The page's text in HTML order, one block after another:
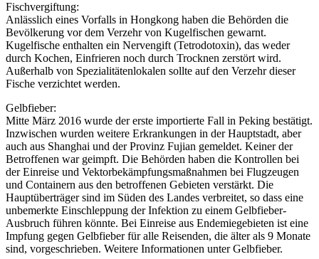
Fischvergiftung:
Anlässlich eines Vorfalls in Hongkong haben die Behörden die
Bevölkerung vor dem Verzehr von Kugelfischen gewarnt.
Kugelfische enthalten ein Nervengift (Tetrodotoxin), das weder
durch Kochen, Einfrieren noch durch Trocknen zerstört wird.
Außerhalb von Spezialitätenlokalen sollte auf den Verzehr dieser
Fische verzichtet werden.
Gelbfieber:
Mitte März 2016 wurde der erste importierte Fall in Peking bestätigt.
Inzwischen wurden weitere Erkrankungen in der Hauptstadt, aber
auch aus Shanghai und der Provinz Fujian gemeldet. Keiner der
Betroffenen war geimpft. Die Behörden haben die Kontrollen bei
der Einreise und Vektorbekämpfungsmaßnahmen bei Flugzeugen
und Containern aus den betroffenen Gebieten verstärkt. Die
Hauptüberträger sind im Süden des Landes verbreitet, so dass eine
unbemerkte Einschleppung der Infektion zu einem Gelbfieber-
Ausbruch führen könnte. Bei Einreise aus Endemiegebieten ist eine
Impfung gegen Gelbfieber für alle Reisenden, die älter als 9 Monate
sind, vorgeschrieben. Weitere Informationen unter Gelbfieber.